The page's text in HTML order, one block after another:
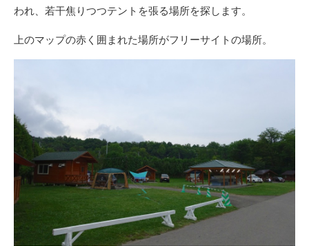
われ、若干焦りつつテントを張る場所を探します。
上のマップの赤く囲まれた場所がフリーサイトの場所。